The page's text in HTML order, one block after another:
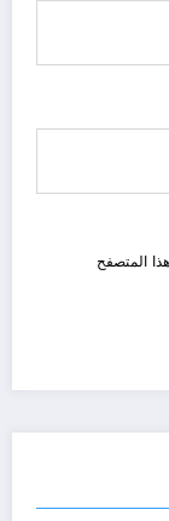
المتصفح